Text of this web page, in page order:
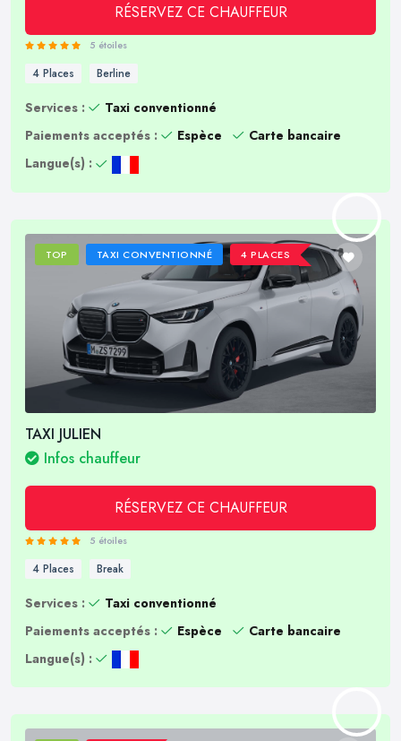
RÉSERVEZ CE CHAUFFEUR
5 étoiles
4 Places Berline
Services :
Taxi conventionné
Paiements acceptés :
Espèce
Carte bancaire
Langue(s) :
TOP TAXI CONVENTIONNÉ 4 PLACES
TAXI JULIEN
Infos chauffeur
RÉSERVEZ CE CHAUFFEUR
5 étoiles
4 Places Break
Services :
Taxi conventionné
Paiements acceptés :
Espèce
Carte bancaire
Langue(s) :